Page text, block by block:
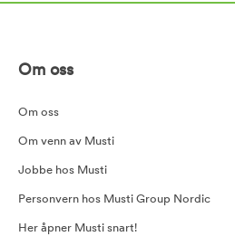
Om oss
Om oss
Om venn av Musti
Jobbe hos Musti
Personvern hos Musti Group Nordic
Her åpner Musti snart!